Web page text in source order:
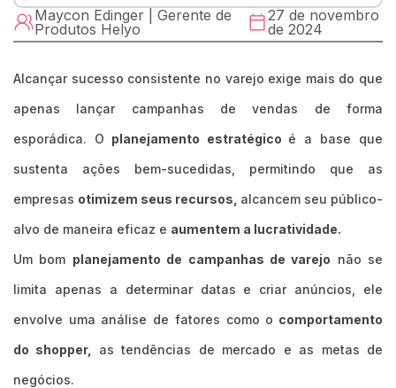
Maycon Edinger | Gerente de
Produtos Helyo
27 de novembro
de 2024
Alcançar sucesso consistente no varejo exige mais do que
apenas lançar campanhas de vendas de forma
esporádica. O planejamento estratégico é a base que
sustenta ações bem-sucedidas, permitindo que as
empresas otimizem seus recursos, alcancem seu público-
alvo de maneira eficaz e aumentem a lucratividade.
Um bom planejamento de campanhas de varejo não se
limita apenas a determinar datas e criar anúncios, ele
envolve uma análise de fatores como o comportamento
do shopper, as tendências de mercado e as metas de
negócios.